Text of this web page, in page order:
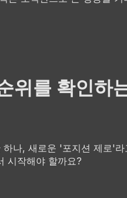
위를 확인하
나, 새로운 '포지션 제로'라
시작해야 할까요?